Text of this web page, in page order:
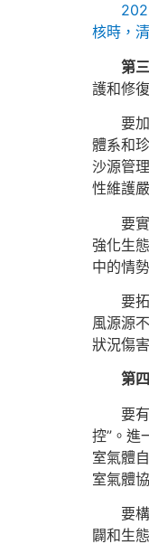
核時，
第
護和修
要
體系和珍
沙源管
性維護
要
強化生
中的情
要
風源源
狀況傷
第
要
控”。進
室氣體
室氣體
要
闢和生